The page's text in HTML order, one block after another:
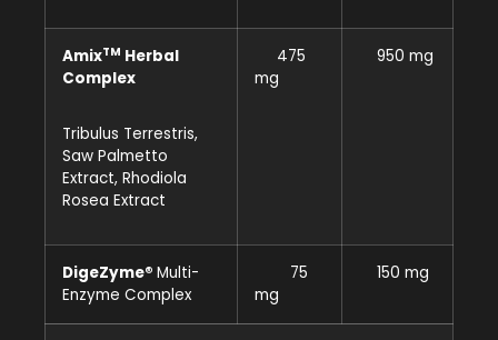
AmixTM Herbal
Complex
Tribulus Terrestris,
Saw Palmetto
Extract, Rhodiola
Rosea Extract
475
mg
950 mg
DigeZyme® Multi-
Enzyme Complex
75
mg
150 mg